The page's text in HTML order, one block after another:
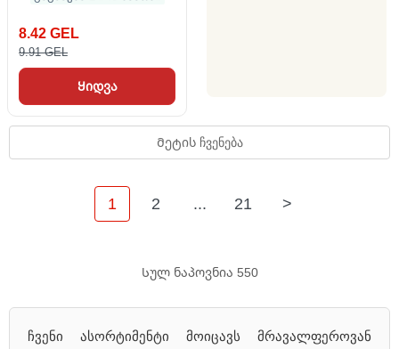
8.42 GEL
9.91 GEL
Ყიდვა
Მეტის ჩვენება
1 2 ... 21 >
Სულ ნაპოვნია 550
ჩვენი ასორტიმენტი მოიცავს მრავალფეროვან